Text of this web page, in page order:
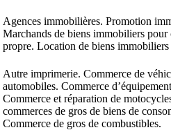
Agences immobilières. Promotion
Marchands de biens immobiliers pour
propre. Location de biens immobiliers
Autre imprimerie. Commerce de
automobiles. Commerce
Commerce et réparation de
commerces de gros de biens de
Commerce de gros de combustibles.